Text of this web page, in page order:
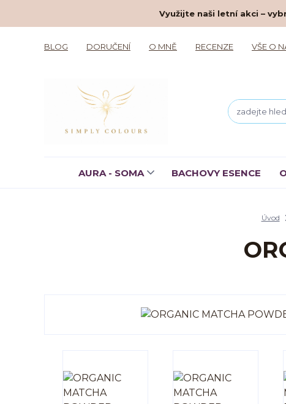
Využijte naši letní akci –
BLOG DORUČENÍ O MNĚ RECENZE VŠE O
AURA - SOMA BACHOVY ESENCE
Úvod